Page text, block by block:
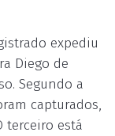
expediu
Diego de
Segundo a
capturados,
terceiro está